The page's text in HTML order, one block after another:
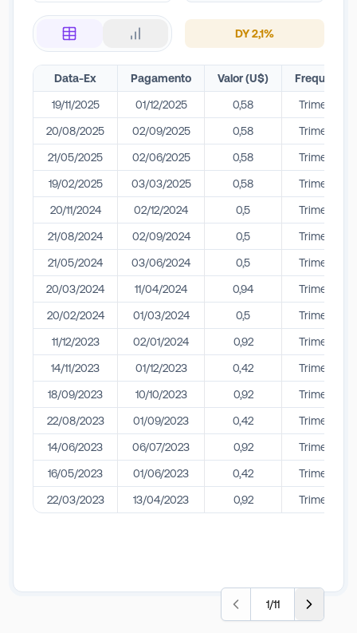
DY2,1%
Data-Ex Pagamento Valor (U$) Frequência
19/11/2025 01/12/2025 0,58 Trimestral
20/08/2025 02/09/2025 0,58 Trimestral
21/05/2025 02/06/2025 0,58 Trimestral
19/02/2025 03/03/2025 0,58 Trimestral
20/11/2024 02/12/2024 0,5 Trimestral
21/08/2024 02/09/2024 0,5 Trimestral
21/05/2024 03/06/2024 0,5 Trimestral
20/03/2024 11/04/2024 0,94 Trimestral
20/02/2024 01/03/2024 0,5 Trimestral
11/12/2023 02/01/2024 0,92 Trimestral
14/11/2023 01/12/2023 0,42 Trimestral
18/09/2023 10/10/2023 0,92 Trimestral
22/08/2023 01/09/2023 0,42 Trimestral
14/06/2023 06/07/2023 0,92 Trimestral
16/05/2023 01/06/2023 0,42 Trimestral
22/03/2023 13/04/2023 0,92 Trimestral
1/11